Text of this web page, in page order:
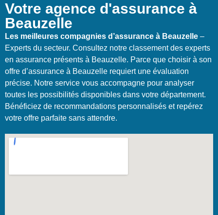
Votre agence d'assurance à
Beauzelle
Les meilleures compagnies d’assurance à Beauzelle –
Experts du secteur. Consultez notre classement des experts
en assurance présents à Beauzelle. Parce que choisir à son
offre d’assurance à Beauzelle requiert une évaluation
précise. Notre service vous accompagne pour analyser
toutes les possibilités disponibles dans votre département.
Bénéficiez de recommandations personnalisés et repérez
votre offre parfaite sans attendre.